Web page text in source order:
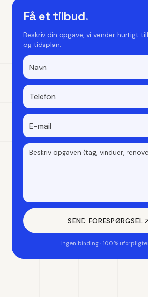
Få et tilbud.
Beskriv din opgave, vi vender hurtigt
og tidsplan.
SEND FORESPØRGSEL
Ingen binding · 100%